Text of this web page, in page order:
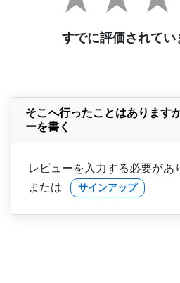
すでに評価されてい
そこへ行ったことはあります
ーを書く
レビューを入力する必要があ
または サインアップ